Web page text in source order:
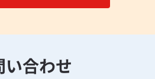
い合わせ